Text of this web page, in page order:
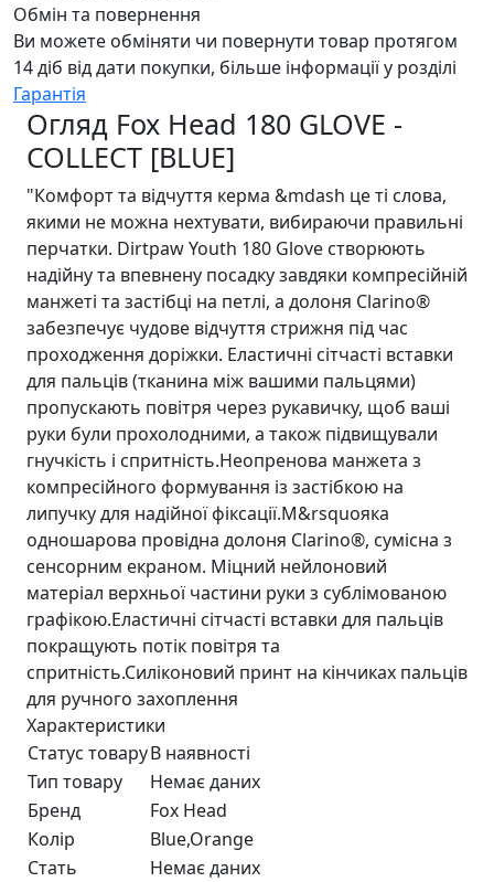
Обмін та повернення
Ви можете обміняти чи повернути товар протягом
14 діб від дати покупки, більше інформації у розділі
Гарантія
Огляд Fox Head 180 GLOVE -
COLLECT [BLUE]
"Комфорт та відчуття керма &mdash це тi слова,
якими не можна нехтувати, вибираючи правильні
перчатки. Dirtpaw Youth 180 Glove створюють
надійну та впевнену посадку завдяки компресійній
манжеті та застібці на петлі, а долоня Clarino®
забезпечує чудове відчуття стрижня під час
проходження доріжки. Еластичні сітчасті вставки
для пальців (тканина між вашими пальцями)
пропускають повітря через рукавичку, щоб ваші
руки були прохолодними, а також підвищували
гнучкість і спритність.Неопренова манжета з
компресійного формування із застібкою на
липучку для надійної фіксації.М&rsquoяка
одношарова провідна долоня Clarino®, сумісна з
сенсорним екраном. Міцний нейлоновий
матеріал верхньої частини руки з сублімованою
графікою.Еластичні сітчасті вставки для пальців
покращують потік повітря та
спритність.Силіконовий принт на кінчиках пальців
для ручного захоплення
Характеристики
Статус товаруВ наявності
Тип товару
Немає даних
Бренд
Fox Head
Колір
Blue,Orange
Стать
Немає даних